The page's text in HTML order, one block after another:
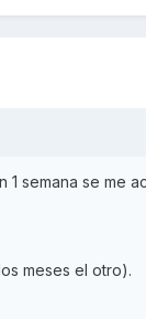
1 semana se me
meses el otro).